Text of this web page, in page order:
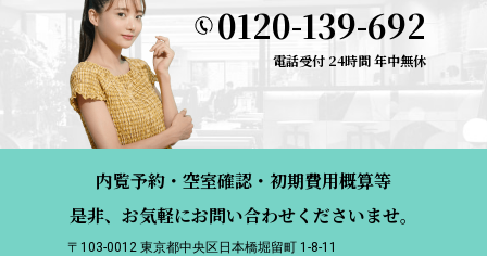
0120-139-692
電話受付 24時間 年中無休
内覧予約・空室確認・初期費用概算等
是非、お気軽にお問い合わせくださいませ。
〒103-0012 東京都中央区日本橋堀留町 1-8-11